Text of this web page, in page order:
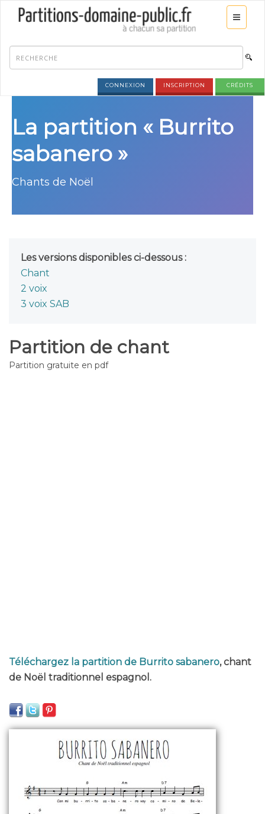
CONNEXION INSCRIPTION CRÉDITS
La partition « Burrito
sabanero »
Chants de Noël
Les versions disponibles ci-dessous :
Chant
2 voix
3 voix SAB
Partition de chant
Partition gratuite en pdf
Téléchargez la partition de Burrito sabanero, chant
de Noël traditionnel espagnol.